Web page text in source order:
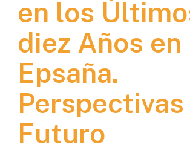
en los
diez Años en
Epsaña.
Perspectivas
Futuro